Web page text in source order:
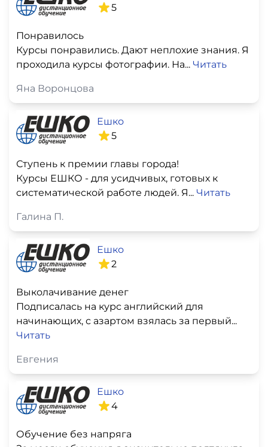
5
Понравилось
Курсы понравились. Дают неплохие знания. Я
проходила курсы фотографии. На... Читать
Яна Воронцова
Ешко
5
Ступень к премии главы города!
Курсы ЕШКО - для усидчивых, готовых к
систематической работе людей. Я... Читать
Галина П.
Ешко
2
Выколачивание денег
Подписалась на курс английский для
начинающих, с азартом взялась за первый...
Читать
Евгения
Ешко
4
Обучение без напряга